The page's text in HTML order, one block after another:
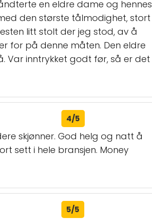
en eldre dame og hennes
den største tålmodighet, stort
litt stolt der jeg stod, av å
for på denne måten. Den eldre
Var inntrykket godt før, så er det
4/5
skjønner. God helg og natt å
sett i hele bransjen. Money
5/5